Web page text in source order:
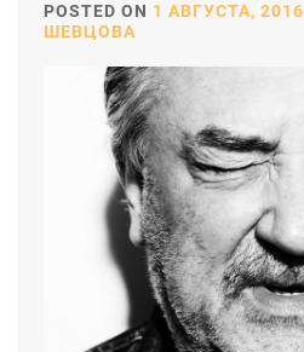
POSTED ON 1 АВГУСТА, 2016
ШЕВЦОВА